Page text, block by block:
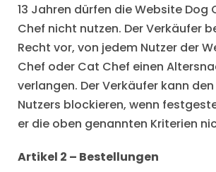
13 Jahren dürfen die Website Dog
Chef nicht nutzen. Der Verkäufer
Recht vor, von jedem Nutzer der
Chef oder Cat Chef einen
verlangen. Der Verkäufer kann
Nutzers blockieren, wenn
er die oben genannten Kriterien
Artikel 2 – Bestellungen